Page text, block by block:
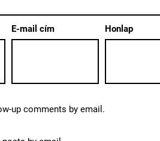
E-mail cím Honlap
up comments by email.